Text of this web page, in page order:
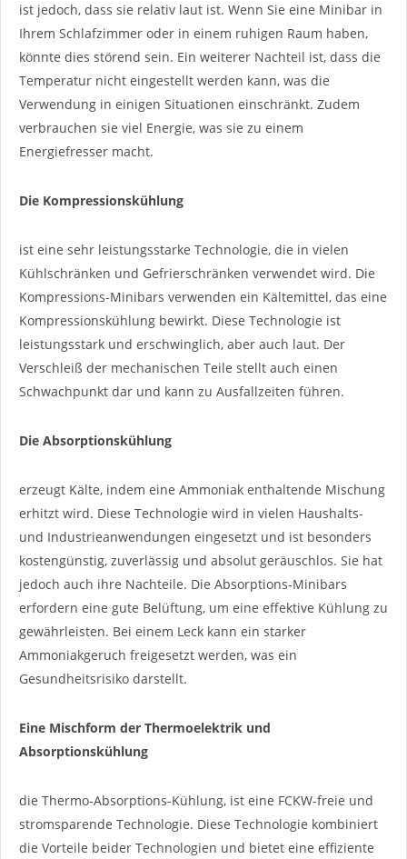
ist jedoch, dass sie relativ laut ist. Wenn Sie eine Minibar in
Ihrem Schlafzimmer oder in einem ruhigen Raum haben,
könnte dies störend sein. Ein weiterer Nachteil ist, dass die
Temperatur nicht eingestellt werden kann, was die
Verwendung in einigen Situationen einschränkt. Zudem
verbrauchen sie viel Energie, was sie zu einem
Energiefresser macht.
Die Kompressionskühlung
ist eine sehr leistungsstarke Technologie, die in vielen
Kühlschränken und Gefrierschränken verwendet wird. Die
Kompressions-Minibars verwenden ein Kältemittel, das eine
Kompressionskühlung bewirkt. Diese Technologie ist
leistungsstark und erschwinglich, aber auch laut. Der
Verschleiß der mechanischen Teile stellt auch einen
Schwachpunkt dar und kann zu Ausfallzeiten führen.
Die Absorptionskühlung
erzeugt Kälte, indem eine Ammoniak enthaltende Mischung
erhitzt wird. Diese Technologie wird in vielen Haushalts-
und Industrieanwendungen eingesetzt und ist besonders
kostengünstig, zuverlässig und absolut geräuschlos. Sie hat
jedoch auch ihre Nachteile. Die Absorptions-Minibars
erfordern eine gute Belüftung, um eine effektive Kühlung zu
gewährleisten. Bei einem Leck kann ein starker
Ammoniakgeruch freigesetzt werden, was ein
Gesundheitsrisiko darstellt.
Eine Mischform der Thermoelektrik und
Absorptionskühlung
die Thermo-Absorptions-Kühlung, ist eine FCKW-freie und
stromsparende Technologie. Diese Technologie kombiniert
die Vorteile beider Technologien und bietet eine effiziente